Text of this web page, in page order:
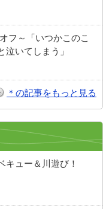
フ～「いつかこのこ
泣いてしまう」
＊の記事をもっと見る
キュー＆川遊び！